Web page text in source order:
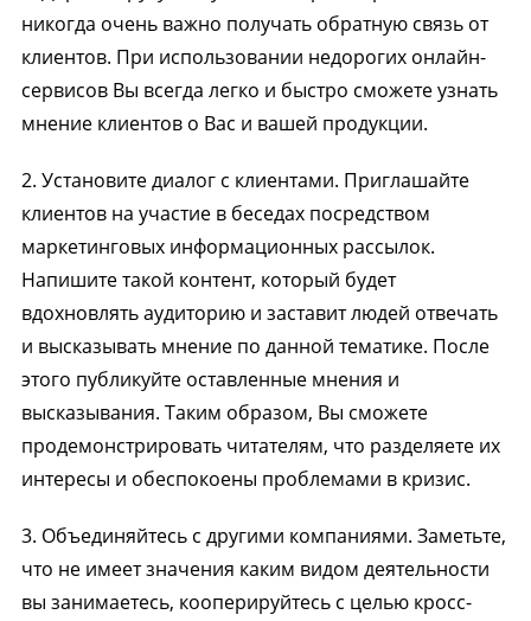
никогда очень важно получать обратную связь от
клиентов. При использовании недорогих онлайн-
сервисов Вы всегда легко и быстро сможете узнать
мнение клиентов о Вас и вашей продукции.
2. Установите диалог с клиентами. Приглашайте
клиентов на участие в беседах посредством
маркетинговых информационных рассылок.
Напишите такой контент, который будет
вдохновлять аудиторию и заставит людей отвечать
и высказывать мнение по данной тематике. После
этого публикуйте оставленные мнения и
высказывания. Таким образом, Вы сможете
продемонстрировать читателям, что разделяете их
интересы и обеспокоены проблемами в кризис.
3. Объединяйтесь с другими компаниями. Заметьте,
что не имеет значения каким видом деятельности
вы занимаетесь, кооперируйтесь с целью кросс-